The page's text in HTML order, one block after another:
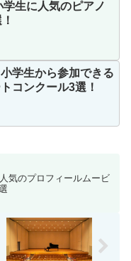
学生に人気のピアノ
小学生から参加できる
コンクール3選！
人気のプロフィールムービ